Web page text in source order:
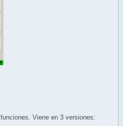
Viene en 3 versiones: